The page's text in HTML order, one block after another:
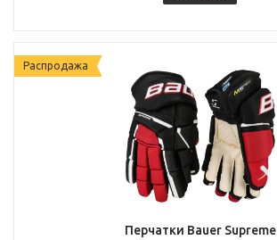
Распродажа
Перчатки Bauer Supreme